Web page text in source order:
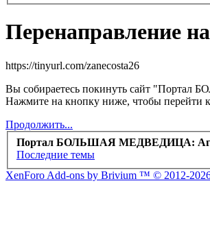
Перенаправление
https://tinyurl.com/zanecosta26
Вы собираетесь покинуть сайт "Портал
Нажмите на кнопку ниже, чтобы перейти
Продолжить...
Портал БОЛЬШАЯ МЕДВЕДИЦА:
Последние темы
XenForo Add-ons by Brivium ™ © 2012-